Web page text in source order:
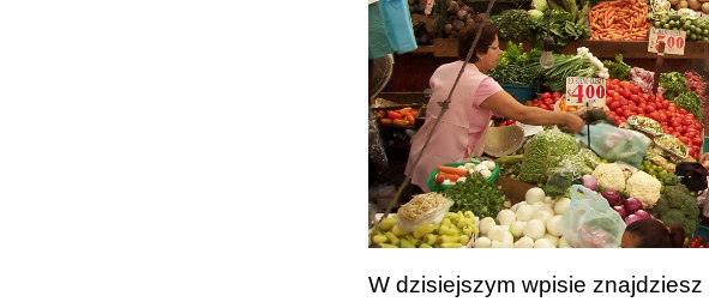
W dzisiejszym wpisie znajdziesz